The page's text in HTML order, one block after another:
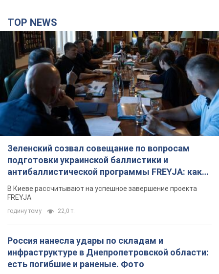
TOP NEWS
Зеленский созвал совещание по вопросам
подготовки украинской баллистики и
антибаллистической программы FREYJA: какие
решения готовятся
В Киеве рассчитывают на успешное завершение проекта
FREYJA
годину тому 22,0 т.
Россия нанесла удары по складам и
инфраструктуре в Днепропетровской области:
есть погибшие и раненые. Фото